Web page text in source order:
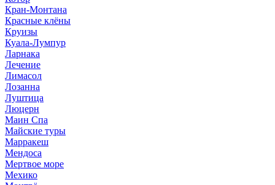
Кран-Монтана
Красные клёны
Круизы
Куала-Лумпур
Ларнака
Лечение
Лимасол
Лозанна
Луштица
Люцерн
Маин Спа
Майские туры
Марракеш
Мендоса
Мертвое море
Мехико